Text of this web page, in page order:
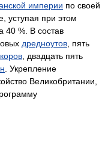
империи по своей
уступая при этом
40 %. В состав
дредноутов , пять
, двадцать пять
. Укрепление
Великобритании,